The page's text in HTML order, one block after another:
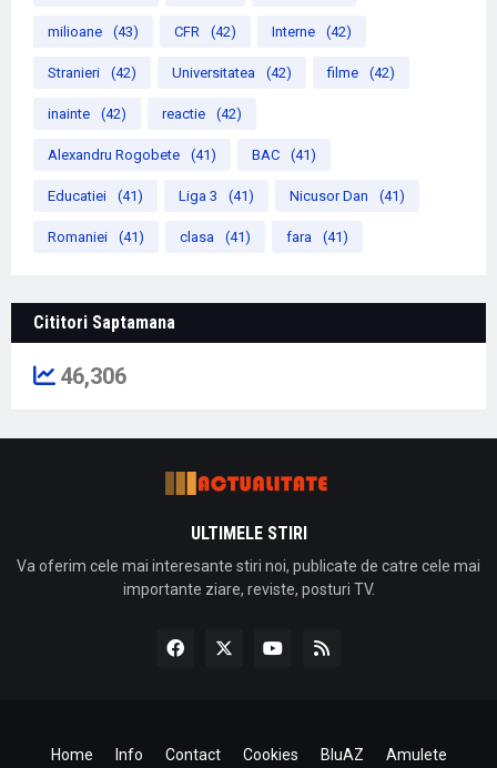
milioane (43) CFR (42) Interne (42)
Stranieri (42) Universitatea (42) filme (42)
inainte (42) reactie (42)
Alexandru Rogobete (41) BAC (41)
Educatiei (41) Liga 3 (41) Nicusor Dan (41)
Romaniei (41) clasa (41) fara (41)
Cititori Saptamana
46,306
ULTIMELE STIRI
Va oferim cele mai interesante stiri noi, publicate de catre cele mai
importante ziare, reviste, posturi TV.
Home Info Contact Cookies BluAZ Amulete